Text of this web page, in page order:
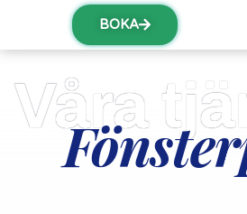
BOKA
Våra